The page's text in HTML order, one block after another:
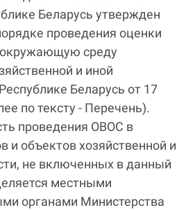
Беларусь утвержден
проведения оценки
окружающую среду
и иной
Беларусь от 17
по тексту - Перечень).
проведения ОВОС в
и объектов хозяйственной и
не включенных в данный
местными
органами Министерства